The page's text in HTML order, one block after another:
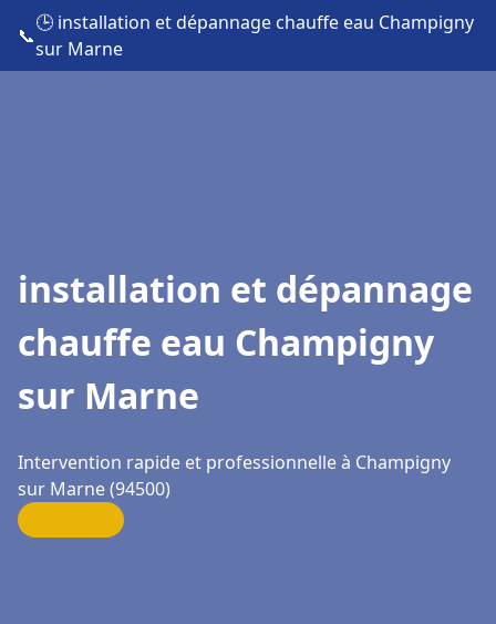
📞
🕒 installation et dépannage chauffe eau Champigny
sur Marne
installation et dépannage
chauffe eau Champigny
sur Marne
Intervention rapide et professionnelle à Champigny
sur Marne (94500)